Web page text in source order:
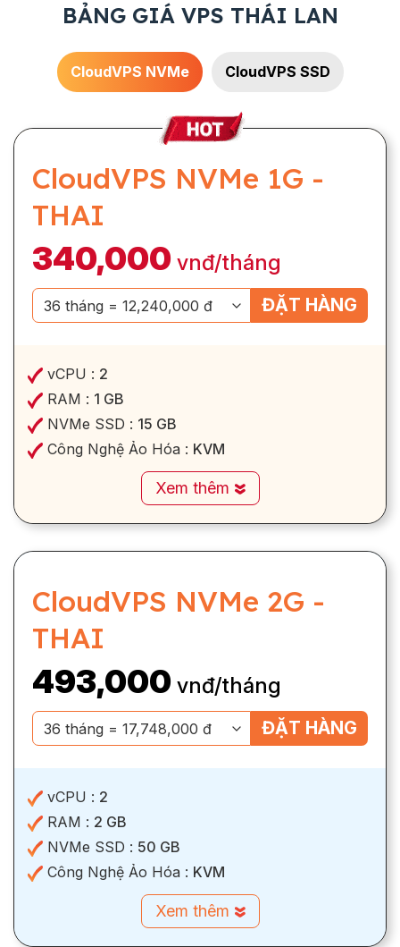
BẢNG GIÁ VPS THÁI LAN
CloudVPS NVMe CloudVPS SSD
CloudVPS NVMe 1G -
THAI
340,000 vnđ/tháng
ĐẶT HÀNG
vCPU : 2
RAM : 1 GB
NVMe SSD : 15 GB
Công Nghệ Ảo Hóa : KVM
Xem thêm
CloudVPS NVMe 2G -
THAI
493,000 vnđ/tháng
ĐẶT HÀNG
vCPU : 2
RAM : 2 GB
NVMe SSD : 50 GB
Công Nghệ Ảo Hóa : KVM
Xem thêm